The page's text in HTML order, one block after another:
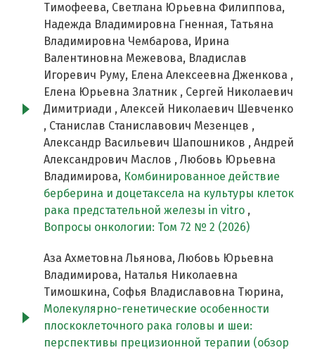
Тимофеева, Светлана Юрьевна Филиппова,
Надежда Владимировна Гненная, Татьяна
Владимировна Чембарова, Ирина
Валентиновна Межевова, Владислав
Игоревич Руму, Елена Алексеевна Дженкова ,
Елена Юрьевна Златник , Сергей Николаевич
Димитриади , Алексей Николаевич Шевченко
, Станислав Станиславович Мезенцев ,
Александр Васильевич Шапошников , Андрей
Александрович Маслов , Любовь Юрьевна
Владимирова, Комбинированное действие
берберина и доцетаксела на культуры клеток
рака предстательной железы in vitro ,
Вопросы онкологии: Том 72 № 2 (2026)
Аза Ахметовна Льяновa, Любовь Юрьевна
Владимирова, Наталья Николаевна
Тимошкина, Софья Владиславовна Тюрина,
Молекулярно-генетические особенности
плоскоклеточного рака головы и шеи:
перспективы прецизионной терапии (обзор